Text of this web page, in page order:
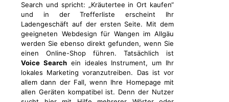
Search und spricht: „Kräutertee in Ort kaufen“
und in der Trefferliste erscheint Ihr
Ladengeschäft auf der ersten Seite. Mit dem
geeigneten Webdesign für Wangen im Allgäu
werden Sie ebenso direkt gefunden, wenn Sie
einen Online-Shop führen. Tatsächlich ist
Voice Searchein ideales Instrument, um Ihr
lokales Marketing voranzutreiben. Das ist vor
allem dann der Fall, wenn Ihre Homepage mit
allen Geräten kompatibel ist. Denn der Nutzer